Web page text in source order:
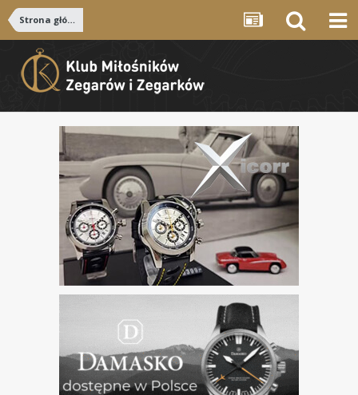
Strona główna